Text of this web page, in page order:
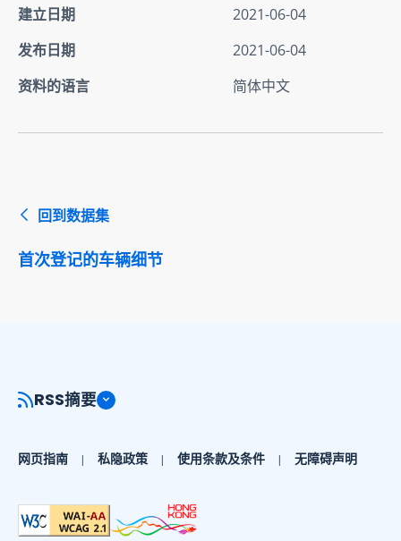
建立日期
2021-06-04
发布日期
2021-06-04
资料的语言
简体中文
回到数据集
首次登记的车辆细节
RSS摘要
网页指南 私隐政策 使用条款及条件 无障碍声明